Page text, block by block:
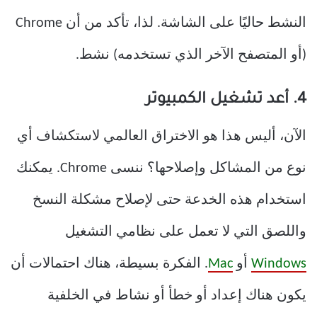
النشط حاليًا على الشاشة. لذا، تأكد من أن Chrome
(أو المتصفح الآخر الذي تستخدمه) نشط.
4. أعد تشغيل الكمبيوتر
الآن، أليس هذا هو الاختراق العالمي لاستكشاف أي
نوع من المشاكل وإصلاحها؟ ننسى Chrome. يمكنك
استخدام هذه الخدعة حتى لإصلاح مشكلة النسخ
واللصق التي لا تعمل على نظامي التشغيل
Windows أو Mac . الفكرة بسيطة، هناك احتمالات أن
يكون هناك إعداد أو خطأ أو نشاط في الخلفية